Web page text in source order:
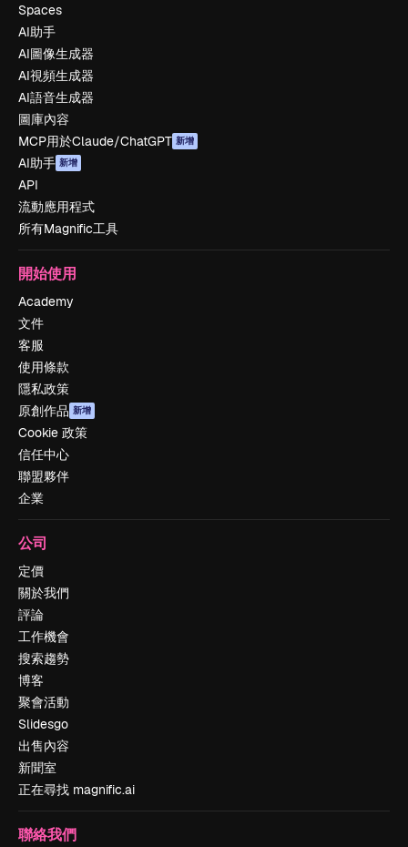
Spaces
AI助手
AI圖像生成器
AI視頻生成器
AI語音生成器
圖庫內容
MCP用於Claude/ChatGPT 新增
AI助手 新增
API
流動應用程式
所有Magnific工具
開始使用
Academy
文件
客服
使用條款
隱私政策
原創作品 新增
Cookie 政策
信任中心
聯盟夥伴
企業
公司
定價
關於我們
評論
工作機會
搜索趨勢
博客
聚會活動
Slidesgo
出售內容
新聞室
正在尋找 magnific.ai
聯絡我們